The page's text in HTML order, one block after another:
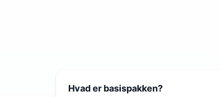
Hvad er basispakken?